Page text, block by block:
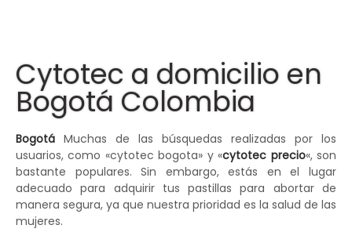
Cytotec a domicilio en
Bogotá Colombia
Bogotá Muchas de las búsquedas realizadas por los
usuarios, como «cytotec bogota» y «cytotec precio«, son
bastante populares. Sin embargo, estás en el lugar
adecuado para adquirir tus pastillas para abortar de
manera segura, ya que nuestra prioridad es la salud de las
mujeres.